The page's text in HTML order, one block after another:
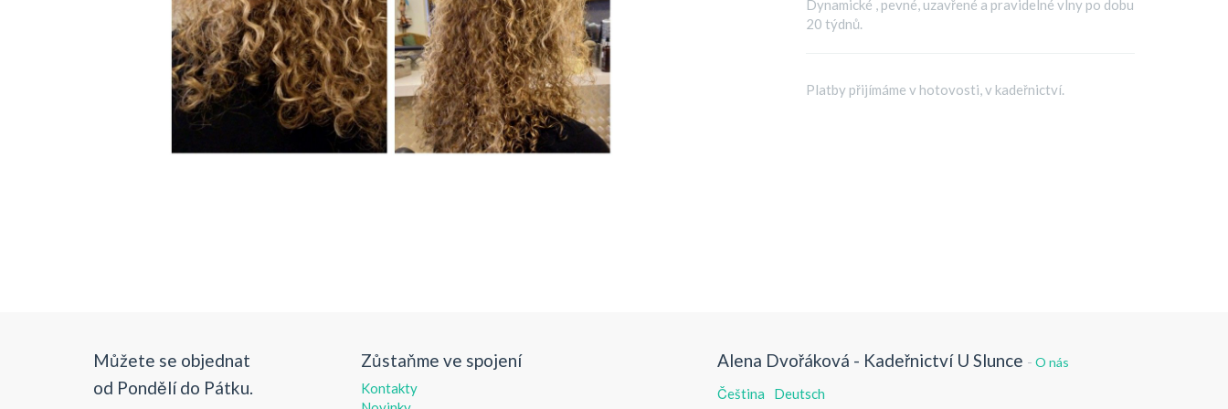
Dynamické , pevné, uzavřené a pravidelné vlny po dobu
20 týdnů.
Platby přijímáme v hotovosti, v kadeřnictví.
Můžete se objednat
od Pondělí do Pátku.
Zůstaňme ve spojení
Kontakty
Alena Dvořáková - Kadeřnictví U Slunce - O nás
Čeština Deutsch